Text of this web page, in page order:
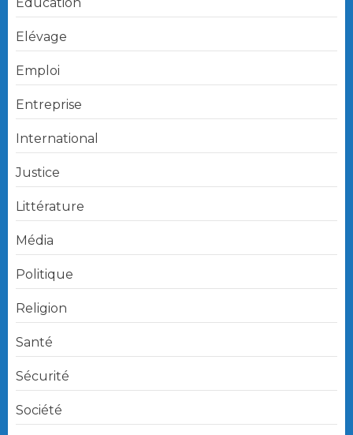
Elévage
Emploi
Entreprise
International
Justice
Littérature
Média
Politique
Religion
Santé
Sécurité
Société